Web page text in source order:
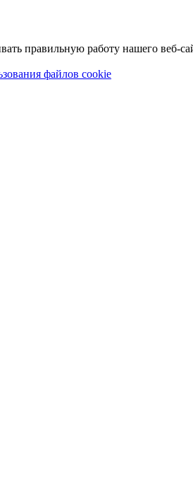
правильную работу нашего веб-
файлов cookie